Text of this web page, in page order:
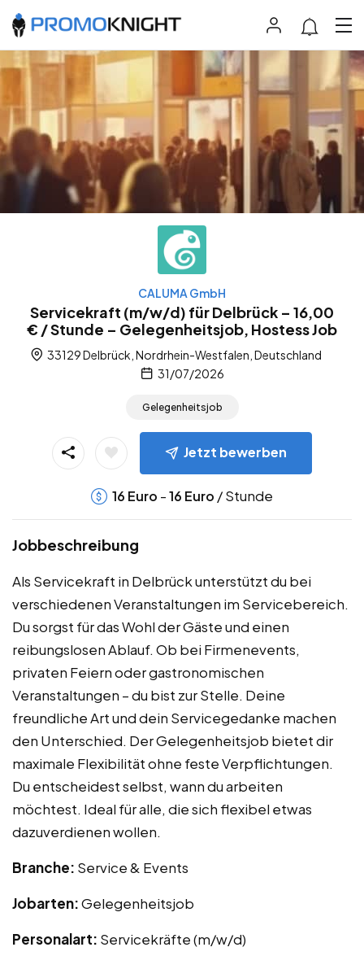
CALUMA GmbH
Servicekraft (m/w/d) für Delbrück – 16,00
€ / Stunde – Gelegenheitsjob, Hostess Job
33129 Delbrück, Nordrhein-Westfalen, Deutschland
31/07/2026
Gelegenheitsjob
Jetzt bewerben
16 Euro -16 Euro / Stunde
Jobbeschreibung
Als Servicekraft in Delbrück unterstützt du bei
verschiedenen Veranstaltungen im Servicebereich.
Du sorgst für das Wohl der Gäste und einen
reibungslosen Ablauf. Ob bei Firmenevents,
privaten Feiern oder gastronomischen
Veranstaltungen – du bist zur Stelle. Deine
freundliche Art und dein Servicegedanke machen
den Unterschied. Der Gelegenheitsjob bietet dir
maximale Flexibilität ohne feste Verpflichtungen.
Du entscheidest selbst, wann du arbeiten
möchtest. Ideal für alle, die sich flexibel etwas
dazuverdienen wollen.
Branche: Service & Events
Jobarten:Gelegenheitsjob
Personalart: Servicekräfte (m/w/d)